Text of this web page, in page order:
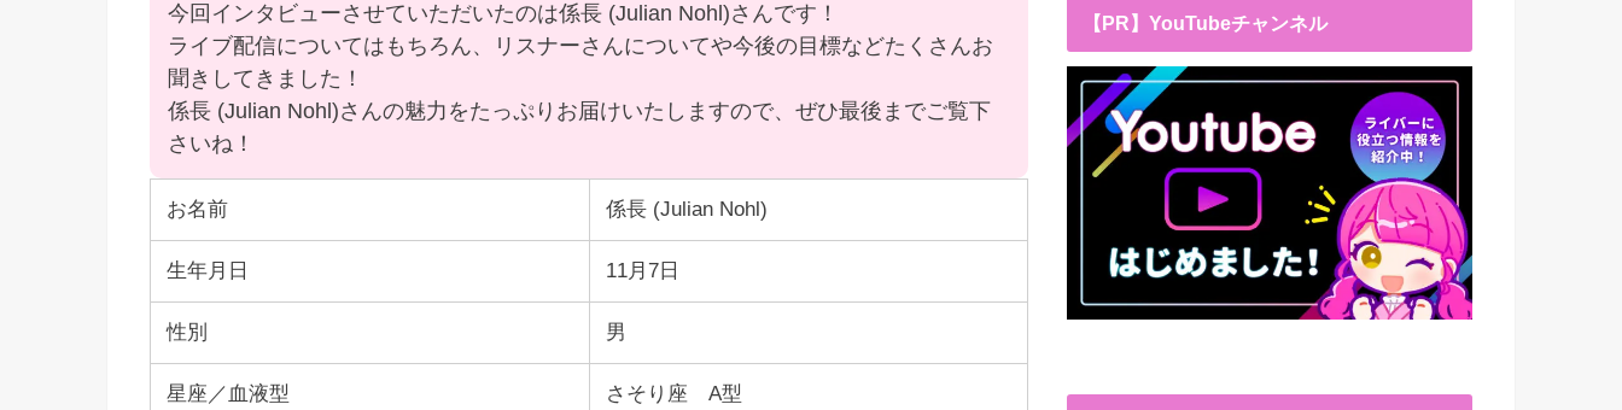
今回インタビューさせていただいたのは係長 (Julian Nohl)さんです！
ライブ配信についてはもちろん、リスナーさんについてや今後の目標などたくさんお
聞きしてきました！
係長 (Julian Nohl)さんの魅力をたっぷりお届けいたしますので、ぜひ最後までご覧下
さいね！
お名前 係長 (Julian Nohl)
生年月日 11月7日
性別 男
星座／血液型 さそり座 A型
【PR】YouTubeチャンネル